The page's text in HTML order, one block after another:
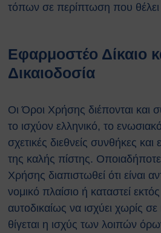
τόπων σε περίπτωση που θέλει
Εφαρμοστέο Δίκαιο
Δικαιοδοσία
Οι Όροι Χρήσης διέπονται και
το ισχύον ελληνικό, το ενωσιακό
σχετικές διεθνείς συνθήκες και
της καλής πίστης.
Χρήσης διαπιστωθεί ότι είναι
νομικό πλαίσιο ή καταστεί
αυτοδικαίως να ισχύει χωρίς
θίγεται η ισχύς των λοιπών